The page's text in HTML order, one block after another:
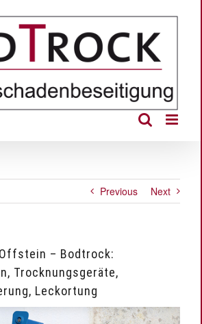
Previous Next
– Bodtrock:
Trocknungsgeräte,
Leckortung